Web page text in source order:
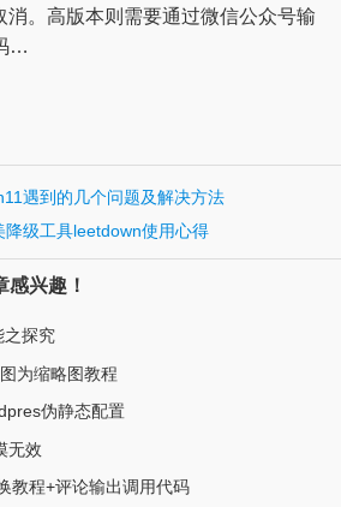
。高版本则需要通过微信公众号输
…
遇到的几个问题及解决方法
降级工具leetdown使用心得
兴趣！
之探究
为缩略图教程
伪静态配置
无效
教程+评论输出调用代码